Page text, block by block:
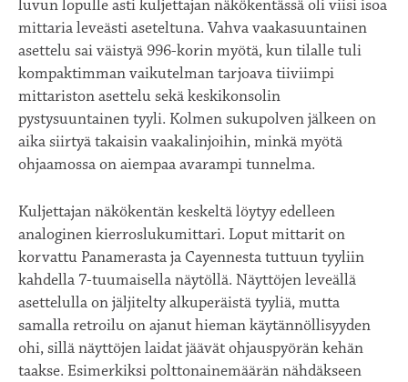
luvun lopulle asti kuljettajan näkökentässä oli viisi isoa
mittaria leveästi aseteltuna. Vahva vaakasuuntainen
asettelu sai väistyä 996-korin myötä, kun tilalle tuli
kompaktimman vaikutelman tarjoava tiiviimpi
mittariston asettelu sekä keskikonsolin
pystysuuntainen tyyli. Kolmen sukupolven jälkeen on
aika siirtyä takaisin vaakalinjoihin, minkä myötä
ohjaamossa on aiempaa avarampi tunnelma.
Kuljettajan näkökentän keskeltä löytyy edelleen
analoginen kierroslukumittari. Loput mittarit on
korvattu Panamerasta ja Cayennesta tuttuun tyyliin
kahdella 7-tuumaisella näytöllä. Näyttöjen leveällä
asettelulla on jäljitelty alkuperäistä tyyliä, mutta
samalla retroilu on ajanut hieman käytännöllisyyden
ohi, sillä näyttöjen laidat jäävät ohjauspyörän kehän
taakse. Esimerkiksi polttonainemäärän nähdäkseen